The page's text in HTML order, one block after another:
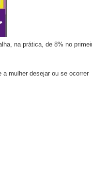
na prática, de 8% no
mulher desejar ou se ocorrer